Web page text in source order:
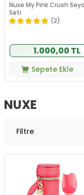
Nuxe My Pink Crush
Seti
(2)
1.000,00 TL
Sepete Ekle
NUXE
Filtre